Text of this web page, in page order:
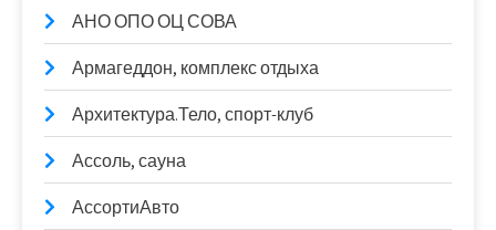
АНО ОПО ОЦ СОВА
Армагеддон, комплекс отдыха
Архитектура.Тело, спорт-клуб
Ассоль, сауна
АссортиАвто